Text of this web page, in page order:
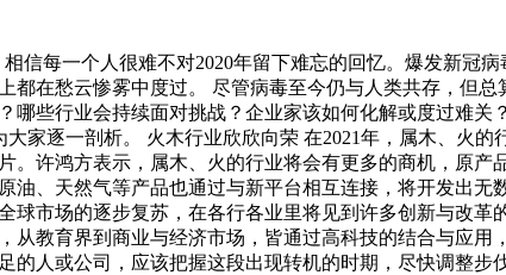
信每一个人很难不对2020年留下难忘的回忆。爆发新冠
都在愁云惨雾中度过。 尽管病毒至今仍与人类共存，但
哪些行业会持续面对挑战？企业家该如何化解或度过难
家逐一剖析。 火木行业欣欣向荣 在2021年，属木、火
许鸿方表示，属木、火的行业将会有更多的商机，原产
油、天然气等产品也通过与新平台相互连接，将开发出
球市场的逐步复苏，在各行各业里将见到许多创新与改
教育界到商业与经济市场，皆通过高科技的结合与应
的人或公司，应该把握这段出现转机的时期，尽快调整